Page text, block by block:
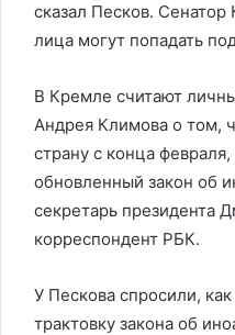
сказал Песков. Сенатор
лица могут попадать
В Кремле считают
Андрея Климова о том,
страну с конца
обновленный закон об
секретарь президента
корреспондент РБК.
У Пескова спросили,
трактовку закона об